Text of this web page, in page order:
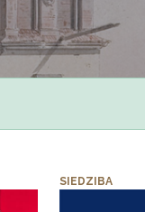
SIEDZIBA